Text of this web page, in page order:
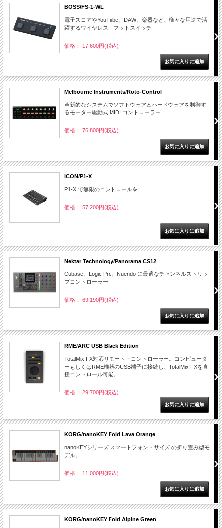
BOSS/FS-1-WL
電子スコアやYouTube、DAW、楽器など、様々な用途で活
躍するワイヤレス・フットスイッチ
価格： 17,600円(税込)
Melbourne Instruments/Roto-Control
革新的なシステムでソフトウェアとハードウェアを制御す
るモーター駆動式 MIDI コントローラー
価格： 76,800円(税込)
iCON/P1-X
P1-X で無限のコントロールを
価格： 57,200円(税込)
Nektar Technology/Panorama CS12
Cubase、Logic Pro、Nuendo に最適なチャンネルストリッ
プコントローラー
価格： 69,190円(税込)
RME/ARC USB Black Edition
TotalMix FX対応リモート・コントローラー。コンピュータ
ーもしくはRME機器のUSB端子に接続し、TotalMix FXを直
接コントロール可能。
価格： 29,700円(税込)
KORG/nanoKEY Fold Lava Orange
nanoKEYシリーズ スマートフォン・サイズ の折り畳み型モ
デル。
価格： 11,000円(税込)
KORG/nanoKEY Fold Alpine Green